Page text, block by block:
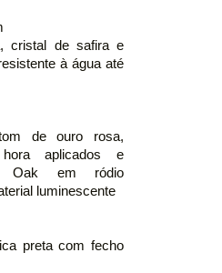
cristal de safira e
à água até
de ouro rosa,
aplicados e
Oak em ródio
luminescente
preta com fecho